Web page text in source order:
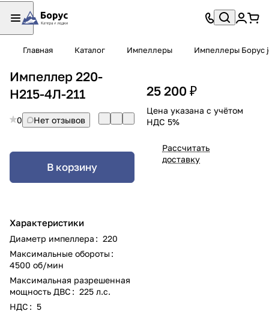
Главная Каталог Импеллеры Импеллеры Борус
Импеллер 220-
Н215-4Л-211
0 Нет отзывов
В корзину
Характеристики
Диаметр импеллера : 220
Максимальные обороты :
4500 об/мин
Максимальная разрешенная
мощность ДВС : 225 л.с.
НДС: 5
25 200 ₽
Цена указана с учётом
НДС 5%
Рассчитать
доставку